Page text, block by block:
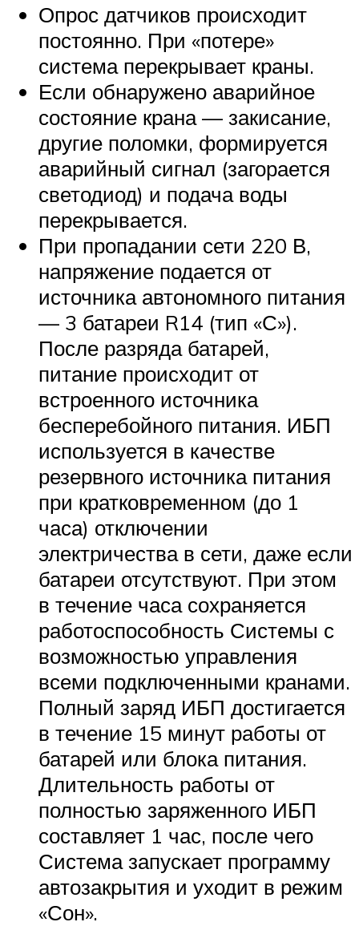
Опрос датчиков происходит
постоянно. При «потере»
система перекрывает краны.
Если обнаружено аварийное
состояние крана — закисание,
другие поломки, формируется
аварийный сигнал (загорается
светодиод) и подача воды
перекрывается.
При пропадании сети 220 В,
напряжение подается от
источника автономного питания
— 3 батареи R14 (тип «С»).
После разряда батарей,
питание происходит от
встроенного источника
бесперебойного питания. ИБП
используется в качестве
резервного источника питания
при кратковременном (до 1
часа) отключении
электричества в сети, даже если
батареи отсутствуют. При этом
в течение часа сохраняется
работоспособность Системы с
возможностью управления
всеми подключенными кранами.
Полный заряд ИБП достигается
в течение 15 минут работы от
батарей или блока питания.
Длительность работы от
полностью заряженного ИБП
составляет 1 час, после чего
Система запускает программу
автозакрытия и уходит в режим
«Сон».